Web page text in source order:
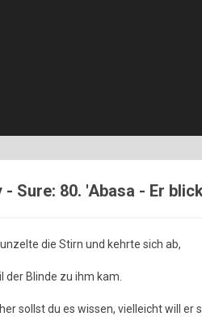
- Sure: 80. 'Abasa - Er
die Stirn und kehrte sich ab,
der Blinde zu ihm kam.
sollst du es wissen, vielleicht will er